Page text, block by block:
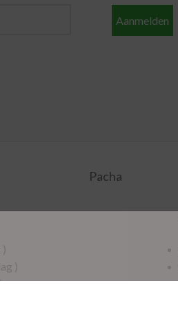
Aanmelden
Pacha
)
)